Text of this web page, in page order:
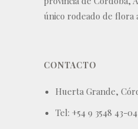
único rodeado de flora
CONTACTO
Huerta Grande,
Tel: +54 9 3548 43-